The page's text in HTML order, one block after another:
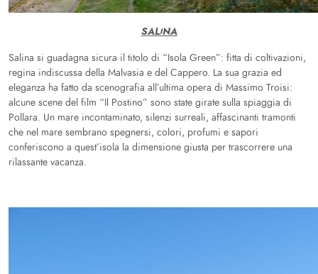
SALINA
Salina si guadagna sicura il titolo di “Isola Green”: fitta di coltivazioni,
regina indiscussa della Malvasia e del Cappero. La sua grazia ed
eleganza ha fatto da scenografia all’ultima opera di Massimo Troisi:
alcune scene del film “Il Postino” sono state girate sulla spiaggia di
Pollara. Un mare incontaminato, silenzi surreali, affascinanti tramonti
che nel mare sembrano spegnersi, colori, profumi e sapori
conferiscono a quest’isola la dimensione giusta per trascorrere una
rilassante vacanza.